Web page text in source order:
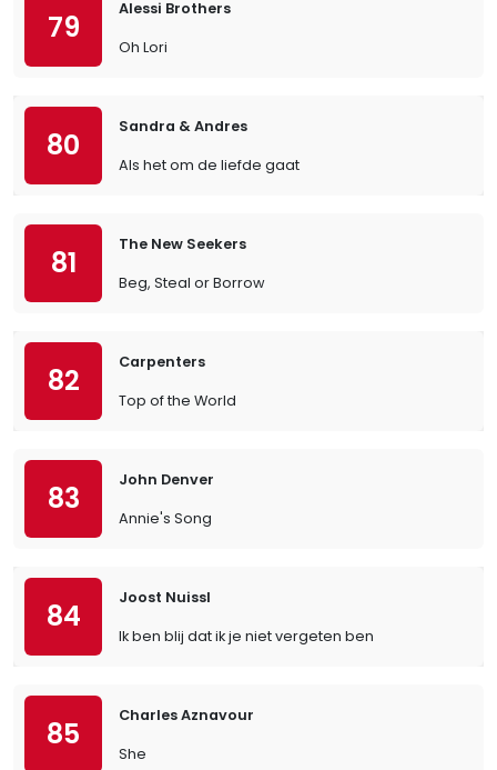
79
Alessi Brothers
Oh Lori
80
Sandra & Andres
Als het om de liefde gaat
81
The New Seekers
Beg, Steal or Borrow
82
Carpenters
Top of the World
83
John Denver
Annie's Song
84
Joost Nuissl
Ik ben blij dat ik je niet vergeten ben
85
Charles Aznavour
She